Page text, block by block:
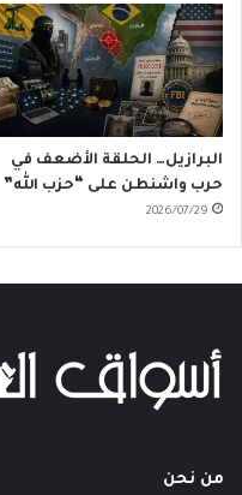
البرازيل… الحلقة الأضعف في
حرب واشنطن على “حزب الله”
2026/07/29
من نحن